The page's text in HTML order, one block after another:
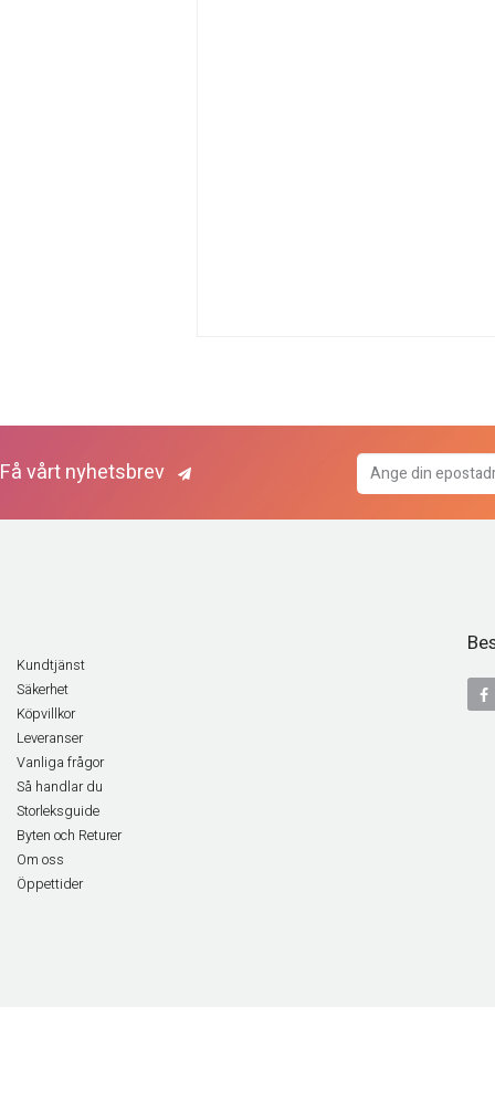
Få vårt nyhetsbrev
Kundtjänst
Säkerhet
Köpvillkor
Leveranser
Vanliga frågor
Så handlar du
Storleksguide
Byten och Returer
Om oss
Öppettider